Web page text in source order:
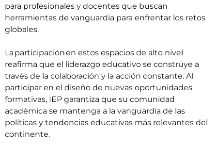
para profesionales y docentes que buscan
herramientas de vanguardia para enfrentar los retos
globales.
La participación en estos espacios de alto nivel
reafirma que el liderazgo educativo se construye a
través de la colaboración y la acción constante. Al
participar en el diseño de nuevas oportunidades
formativas, IEP garantiza que su comunidad
académica se mantenga a la vanguardia de las
políticas y tendencias educativas más relevantes del
continente.